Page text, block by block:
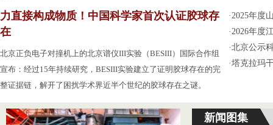
力直接构成物质！中国科学家首次认证胶球存
在
北京正负电子对撞机上的北京谱仪III实验（BESIII）国际合作组
宣布：经过15年持续研究，BESIII实验建立了证明胶球存在的完
整证据链，解开了困扰学术界近半个世纪的胶球存在之谜。
·2025年度
·2026年度
·北京公示
·塔克拉玛
新闻图集